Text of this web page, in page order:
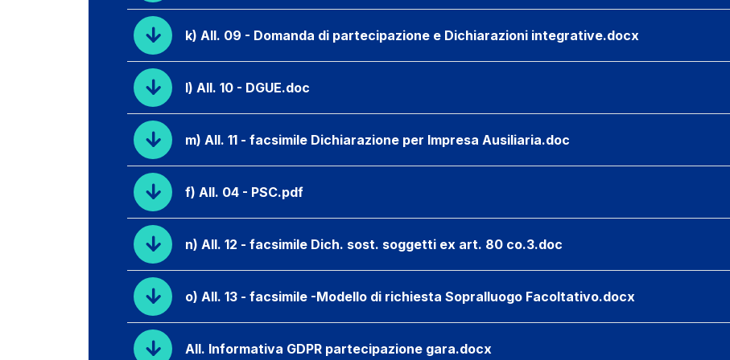
k) All. 09 - Domanda di partecipazione e Dichiarazioni integrative.docx
l) All. 10 - DGUE.doc
m) All. 11 - facsimile Dichiarazione per Impresa Ausiliaria.doc
f) All. 04 - PSC.pdf
n) All. 12 - facsimile Dich. sost. soggetti ex art. 80 co.3.doc
o) All. 13 - facsimile -Modello di richiesta Sopralluogo Facoltativo.docx
All. Informativa GDPR partecipazione gara.docx